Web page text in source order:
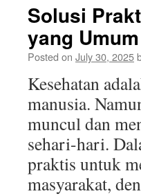
Solusi
yang
Posted on July 30, 2025
Kesehatan
manusia.
muncul dan
sehari-hari.
praktis untuk
masyarakat,